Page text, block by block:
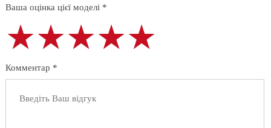
Ваша оцінка цієї моделі *
★★★★★
★★★★★
★★★★★
Комментар *